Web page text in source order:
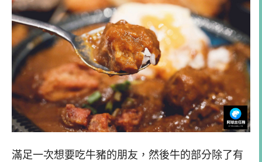
滿足一次想要吃牛豬的朋友，然後牛的部分除了有